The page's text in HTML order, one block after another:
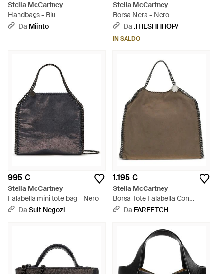
Stella McCartney
Handbags - Blu
Da Miinto
Stella McCartney
Borsa Nera - Nero
Da.THESHHHOP/
IN SALDO
995 €
Stella McCartney
Falabella mini tote bag - Nero
DaSuit Negozi
1.195 €
Stella McCartney
Borsa Tote Falabella Con
Catena - Marrone
Da FARFETCH